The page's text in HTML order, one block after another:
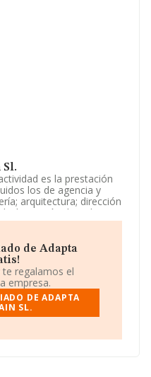
Sl.
es la prestación
los de agencia y
arquitectura; dirección
y la gestión de trabajos,
de sistemas
Sociedad Limitada.
'Producción de
renovables', código
y/o
S.L, con número de
Prta Dr, (28046), Madrid,
de Adapta
regalamos el
empresa.
DE ADAPTA
SL.